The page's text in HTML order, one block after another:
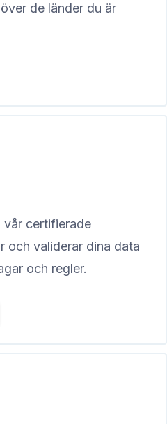
de länder du är
vår certifierade
och validerar dina data
och regler.